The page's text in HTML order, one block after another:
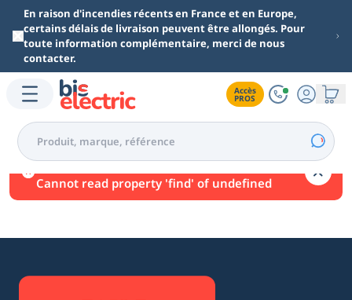
Aller au contenu principal
En raison d'incendies récents en France et en Europe,
certains délais de livraison peuvent être allongés. Pour
toute information complémentaire, merci de nous
contacter.
Accès
PROS
Une erreur est survenue.
Cannot read property 'find' of undefined